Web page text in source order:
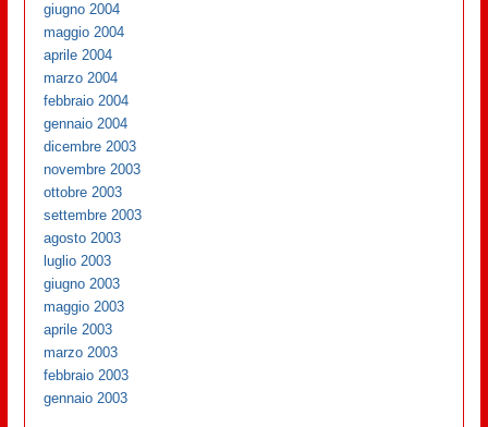
giugno 2004
maggio 2004
aprile 2004
marzo 2004
febbraio 2004
gennaio 2004
dicembre 2003
novembre 2003
ottobre 2003
settembre 2003
agosto 2003
luglio 2003
giugno 2003
maggio 2003
aprile 2003
marzo 2003
febbraio 2003
gennaio 2003